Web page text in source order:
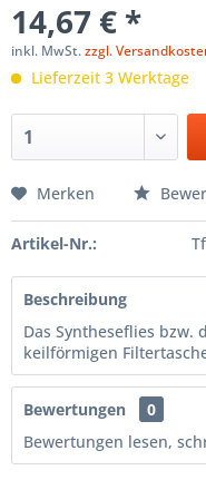
14,67 € *
inkl. MwSt.zzgl.
Lieferzeit 3 Werktage
Merken
Artikel-Nr.:
Beschreibung
Das Syntheseflies bzw.
keilförmigen
Bewertungen
0
Bewertungen lesen,